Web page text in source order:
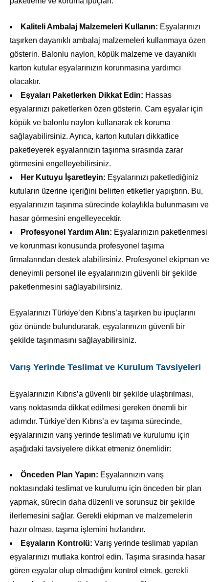
Kaliteli Ambalaj Malzemeleri Kullanın: Eşyalarınızı
taşırken dayanıklı ambalaj malzemeleri kullanmaya özen
gösterin. Balonlu naylon, köpük malzeme ve dayanıklı
karton kutular eşyalarınızın korunmasına yardımcı
olacaktır.
Eşyaları Paketlerken Dikkat Edin: Hassas
eşyalarınızı paketlerken özen gösterin. Cam eşyalar için
köpük ve balonlu naylon kullanarak ek koruma
sağlayabilirsiniz. Ayrıca, karton kutuları dikkatlice
paketleyerek eşyalarınızın taşınma sırasında zarar
görmesini engelleyebilirsiniz.
Her Kutuyu İşaretleyin: Eşyalarınızı paketlediğiniz
kutuların üzerine içeriğini belirten etiketler yapıştırın. Bu,
eşyalarınızın taşınma sürecinde kolaylıkla bulunmasını ve
hasar görmesini engelleyecektir.
Profesyonel Yardım Alın: Eşyalarınızın paketlenmesi
ve korunması konusunda profesyonel taşıma
firmalarından destek alabilirsiniz. Profesyonel ekipman ve
deneyimli personel ile eşyalarınızın güvenli bir şekilde
paketlenmesini sağlayabilirsiniz.
Eşyalarınızı Türkiye’den Kıbrıs’a taşırken bu ipuçlarını
göz önünde bulundurarak, eşyalarınızın güvenli bir
şekilde taşınmasını sağlayabilirsiniz.
Varış Yerinde Teslimat ve Kurulum Tavsiyeleri
Eşyalarınızın Kıbrıs’a güvenli bir şekilde ulaştırılması,
varış noktasında dikkat edilmesi gereken önemli bir
adımdır. Türkiye’den Kıbrıs’a ev taşıma sürecinde,
eşyalarınızın varış yerinde teslimatı ve kurulumu için
aşağıdaki tavsiyelere dikkat etmeniz önemlidir:
Önceden Plan Yapın: Eşyalarınızın varış
noktasındaki teslimat ve kurulumu için önceden bir plan
yapmak, sürecin daha düzenli ve sorunsuz bir şekilde
ilerlemesini sağlar. Gerekli ekipman ve malzemelerin
hazır olması, taşıma işlemini hızlandırır.
Eşyaların Kontrolü: Varış yerinde teslimatı yapılan
eşyalarınızı mutlaka kontrol edin. Taşıma sırasında hasar
gören eşyalar olup olmadığını kontrol etmek, gerekli